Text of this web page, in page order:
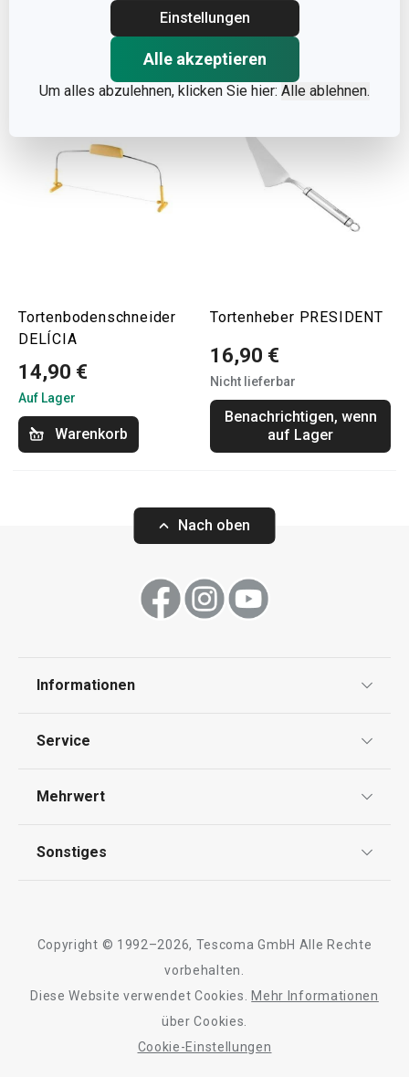
Einstellungen
Alle akzeptieren
Um alles abzulehnen, klicken Sie hier: Alle ablehnen.
Warenkorb Warenkorb
Tortenbodenschneider
DELÍCIA
14,90 €
Auf Lager
Warenkorb
Tortenheber PRESIDENT
16,90 €
Nicht lieferbar
Benachrichtigen, wenn
auf Lager
Nach oben
Informationen
Impressum
Service
Kontaktformular
Mehrwert
Qualität
Sonstiges
Barrierefreiheit
Copyright © 1992–2026, Tescoma GmbH Alle Rechte
vorbehalten.
Diese Website verwendet Cookies.
Mehr Informationen
über Cookies.
Cookie-Einstellungen